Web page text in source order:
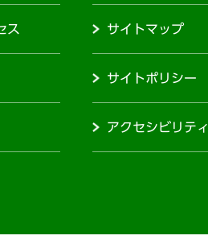
ス サイトマップ
サイトポリシー
アクセシビリティ